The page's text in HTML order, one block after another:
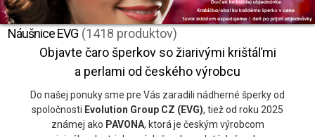
Náušnice EVG (1418 produktov)
Objavte čaro šperkov so žiarivými krištáľmi
a perlami od českého výrobcu
Do našej ponuky sme pre Vás zaradili nádherné šperky od
spoločnosti Evolution Group CZ (EVG), tiež od roku 2025
známej ako PAVONA, ktorá je českým výrobcom